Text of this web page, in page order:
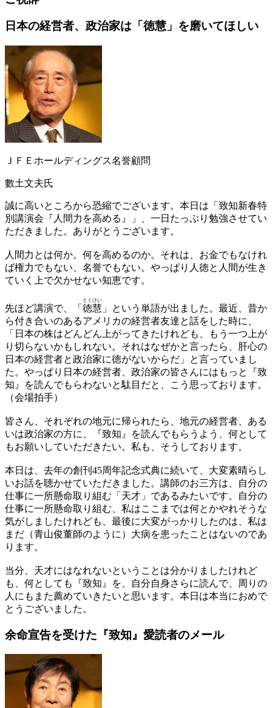
日本の経営者、政治家は 「徳慧」を磨いてほしい
ＪＦＥホールディングス名誉顧問
數土文夫氏
誠に高いところから恐縮でございます。本日は「致知新春特
別講演会『人間力を高める』」、一日たっぷり勉強させてい
ただきました。ありがとうございます。
人間力とは何か。何を高めるのか。それは、お金でもなけれ
ば権力でもない、名誉でもない。やっぱり人徳と人間が生き
ていく上で欠かせない知恵です。
先ほど講演で、「 徳慧
とくけい
」という単語が出ました。最近、昔か
ら付き合いのあるアメリカの経営者友達と話をした時に、
「日本の株はどんどん上がってきたけれども、もう一つ上が
り切らないかもしれない。それはなぜかと言ったら、肝心の
日本の経営者と政治家に徳がないからだ」と言っていまし
た。やっぱり日本の経営者、政治家の皆さんにはもっと『致
知』を読んでもらわないと駄目だと、こう思っております。
（会場拍手）
皆さん、それぞれの地元に帰られたら、地元の経営者、ある
いは政治家の方に、『致知』を読んでもらうよう、何として
もお願いしていただきたい。私も、そうしております。
本日は、去年の創刊45周年記念式典に続いて、大変素晴らし
いお話を聴かせていただきました。講師のお三方は、自分の
仕事に一所懸命取り組む「天才」であるみたいです。自分の
仕事に一所懸命取り組む、私はここまでは何とかやれそうな
気がしましたけれども、最後に大変がっかりしたのは、私は
まだ（青山俊董師のように）大病を患ったことはないのであ
ります。
当分、天才にはなれないということは分かりましたけれど
も、何としても『致知』を、自分自身さらに読んで、周りの
人にもまた薦めていきたいと思います。本日は本当におめで
とうございました。
余命宣告を受けた 『致知』愛読者のメール